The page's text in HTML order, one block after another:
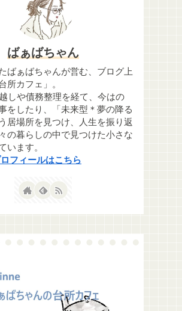
ばぁばちゃん
ばぁばちゃんが営む、ブログ上
所カフェ」。
しや債務整理を経て、今はの
をしたり、「未来型＊夢の降る
居場所を見つけ、人生を振り返
の暮らしの中で見つけた小さな
います。
フィールはこちら